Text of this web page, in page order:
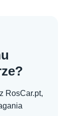
RosCar.pt,